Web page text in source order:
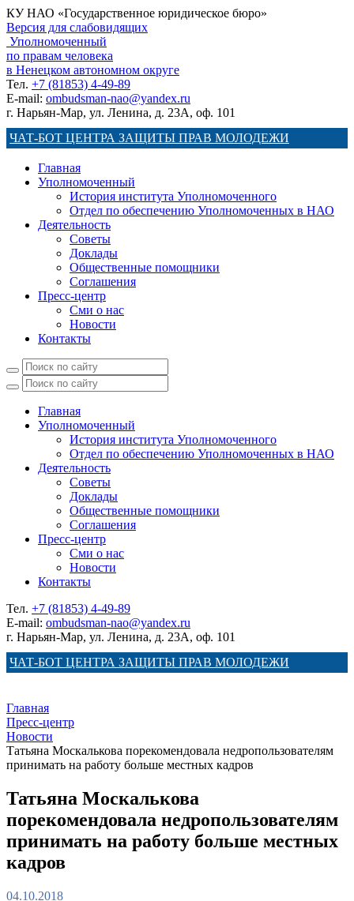
КУ НАО «Государственное юридическое бюро»
Версия для слабовидящих
Уполномоченный
по правам человека
в Ненецком автономном округе
Тел. +7 (81853) 4-49-89
E-mail: ombudsman-nao@yandex.ru
г. Нарьян-Мар, ул. Ленина, д. 23А, оф. 101
ЧАТ-БОТ ЦЕНТРА ЗАЩИТЫ ПРАВ МОЛОДЕЖИ
Главная
Уполномоченный
История института Уполномоченного
Отдел по обеспечению Уполномоченных в НАО
Деятельность
Советы
Доклады
Общественные помощники
Соглашения
Пресс-центр
Сми о нас
Новости
Контакты
Главная
Уполномоченный
История института Уполномоченного
Отдел по обеспечению Уполномоченных в НАО
Деятельность
Советы
Доклады
Общественные помощники
Соглашения
Пресс-центр
Сми о нас
Новости
Контакты
Тел. +7 (81853) 4-49-89
E-mail: ombudsman-nao@yandex.ru
г. Нарьян-Мар, ул. Ленина, д. 23А, оф. 101
ЧАТ-БОТ ЦЕНТРА ЗАЩИТЫ ПРАВ МОЛОДЕЖИ
Главная
Пресс-центр
Новости
Татьяна Москалькова порекомендовала недропользователям
принимать на работу больше местных кадров
Татьяна Москалькова
порекомендовала недропользователям
принимать на работу больше местных
кадров
04.10.2018